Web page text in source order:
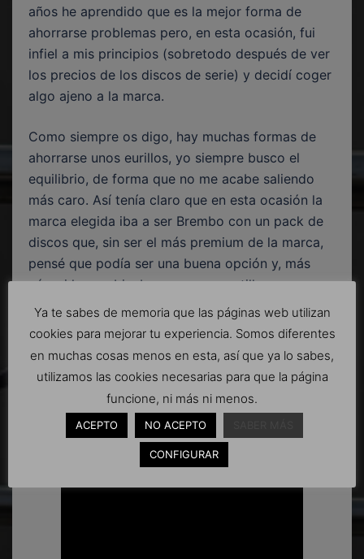
años he aprendido que es la mejor forma de
ahorrarse problemas pero, en esta ocasión, fui
infiel a mis principios (sobretodo después de ver
los precios de los discos de serie) y decidí coger
algo ajeno a la marca.
Como siempre os digo, hay muchas formas de
ahorrarse unos eurillos, yo siempre busco el
equilibrio, de forma que no me acabe saliendo
más caro. Así tenía claro que en esta ocasión la
marca elegida iba a ser Brembo con un pack de
discos que, sin ser el más premium de la marca,
pensé que podía ser una buena opción y, más
aún, si lo combinaba con unas pastillas
adecuadas a los mismos.
Podríamos hablar durante muchas horas de
discos de freno, de pastillas, de compuestos, de
usos y aplicaciones de los mismos, pero esto lo
dejaremos para más adelante. Por ahora, os dejo
con el vídeo de como reemplacé los discos de
serie de mi Honda CBR 600RR 2007.
Ya te sabes de memoria que las páginas web utilizan
cookies para mejorar tu experiencia. Somos diferentes
en muchas cosas menos en esta, así que ya lo sabes,
utilizamos las cookies necesarias para que la página
funcione, ni más ni menos.
ACEPTO NO ACEPTO
CONFIGURAR